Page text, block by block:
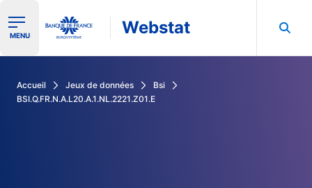
Ouvrir le menu de navigation
MENU Webstat
Accueil Jeux de données
Bsi
BSI.Q.FR.N.A.L20.A.1.NL.2221.Z01.E